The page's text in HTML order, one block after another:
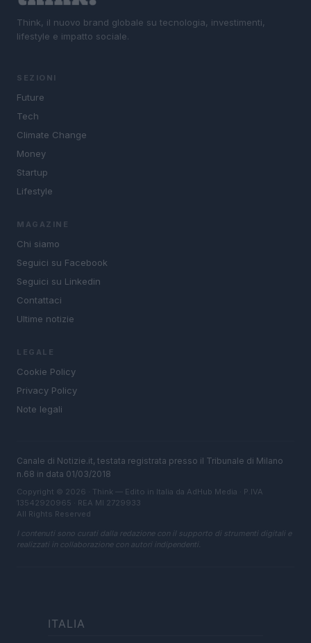
Think, il nuovo brand globale su tecnologia, investimenti,
lifestyle e impatto sociale.
SEZIONI
Future
Tech
Climate Change
Money
Startup
Lifestyle
MAGAZINE
Chi siamo
Seguici su Facebook
Seguici su Linkedin
Contattaci
Ultime notizie
LEGALE
Cookie Policy
Privacy Policy
Note legali
Canale di Notizie.it, testata registrata presso il Tribunale di Milano
n.68 in data 01/03/2018
Copyright © 2026 · Think — Edito in Italia da AdHub Media · P.IVA
13542920965 · REA MI 2729933
All Rights Reserved
I contenuti sono curati dalla redazione con il supporto di strumenti digitali e
realizzati in collaborazione con autori indipendenti.
ITALIA